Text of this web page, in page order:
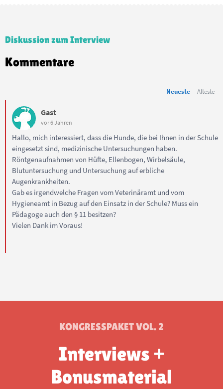
Diskussion zum Interview
Kommentare
Neueste Älteste
Gast
vor 6 Jahren
Hallo, mich interessiert, dass die Hunde, die bei Ihnen in der Schule
eingesetzt sind, medizinische Untersuchungen haben.
Röntgenaufnahmen von Hüfte, Ellenbogen, Wirbelsäule,
Blutuntersuchung und Untersuchung auf erbliche
Augenkrankheiten.
Gab es irgendwelche Fragen vom Veterinäramt und vom
Hygieneamt in Bezug auf den Einsatz in der Schule? Muss ein
Pädagoge auch den § 11 besitzen?
Vielen Dank im Voraus!
KONGRESSPAKET VOL. 2
Interviews +
Bonusmaterial